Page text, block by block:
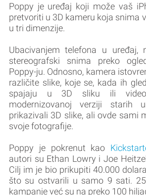
Poppy je uređaj koji može vaš
pretvoriti u 3D kameru koja snima
u tri dimenzije.
Ubacivanjem telefona u uređaj,
stereografski snima preko
Poppy-ju. Odnosno, kamera
različite slike, koje se, kada ih
spajaju u 3D sliku ili
modernizovanoj verziji starih
prikazivali 3D slike, ali ovde sami
svoje fotografije.
Poppy je pokrenut kao
autori su Ethan Lowry i Joe
Cilj im je bio prikupiti 40.000
što su ostvarili u samo 9 sati.
kampanje već su na preko 100